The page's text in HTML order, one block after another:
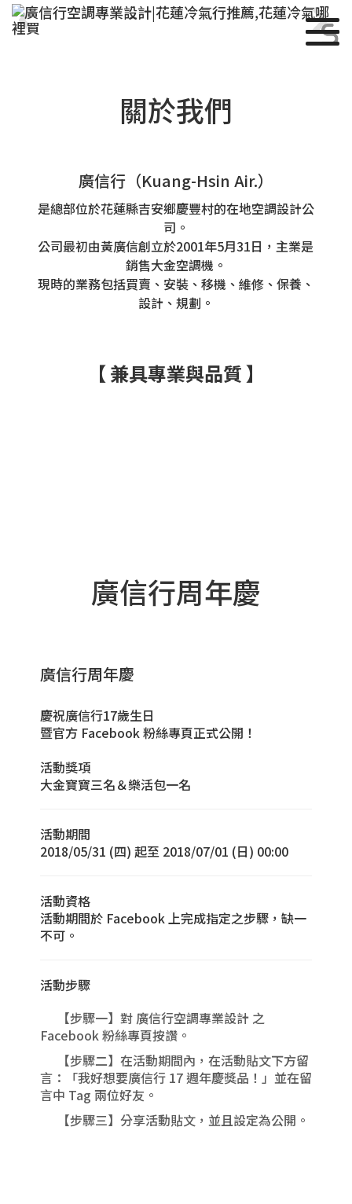
Previous
關於我們
廣信行（Kuang-Hsin Air.）
是總部位於花蓮縣吉安鄉慶豐村的在地空調設計公
司。
公司最初由黃廣信創立於2001年5月31日，主業是
銷售大金空調機。
現時的業務包括買賣、安裝、移機、維修、保養、
設計、規劃。
【 兼具專業與品質 】
廣信行周年慶
廣信行周年慶
慶祝廣信行17歲生日
暨官方 Facebook 粉絲專頁正式公開！
活動獎項
大金寶寶三名＆樂活包一名
活動期間
2018/05/31 (四) 起至 2018/07/01 (日) 00:00
活動資格
活動期間於 Facebook 上完成指定之步驟，缺一
不可。
活動步驟
【步驟一】對 廣信行空調專業設計 之
Facebook 粉絲專頁按讚。
【步驟二】在活動期間內，在活動貼文下方留
言：「我好想要廣信行 17 週年慶獎品！」並在留
言中 Tag 兩位好友。
【步驟三】分享活動貼文，並且設定為公開。